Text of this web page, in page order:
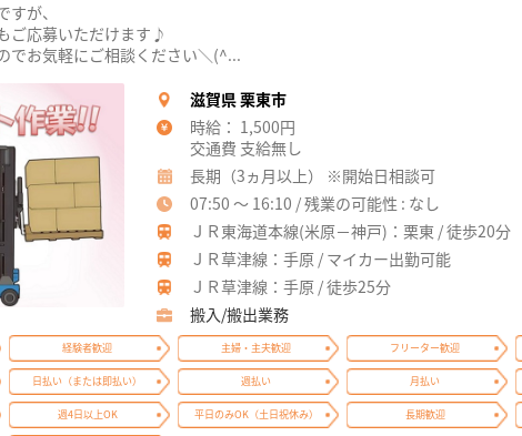
が、
ご応募いただけます♪
でお気軽にご相談ください＼(^...
滋賀県 栗東市
時給： 1,500円
交通費 支給無し
長期（3ヵ月以上） ※開始日相談可
07:50 ～ 16:10 / 残業の可能性 : なし
ＪＲ東海道本線(米原－神戸)：栗東 / 徒歩20分
ＪＲ草津線：手原 / マイカー出勤可能
ＪＲ草津線：手原 / 徒歩25分
搬入/搬出業務
経験者歓迎 主婦・主夫歓迎 フリーター歓迎
日払い（または即払い） 週払い 月払い
週4日以上OK 平日のみOK（土日祝休み） 長期歓迎